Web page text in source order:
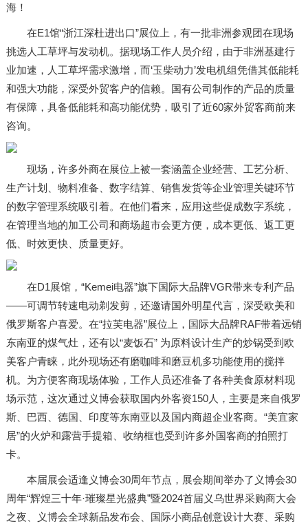
海！
在E1馆“浙江深杜进出口”展位上，有一批非洲参观团在现场
挑选人工草坪与发动机。据现场工作人员介绍，由于非洲基建行
业加速，人工草坪需求激增，而‘玉柴动力’发电机组凭借其低能耗
和强大功能，深受外贸客户的信赖。国有公司制作的产品的质量
有保障，具备低能耗和高功能优势，吸引了近60家外贸客商前来
咨询。
现场，许多外商在展位上被一套涵盖企业经营、工艺分析、
生产计划、物料准备、数字结算、销售发货等企业管理关键环节
的数字管理系统吸引着。在他们看来，应用这些促成数字系统，
在管理当地的加工公司和商场超市会更方便，成本更低、返工更
低、时效更快、质量更好。
在D1展馆，“Kemei电器”旗下国际大品牌VGR带来专利产品
——可调节转速电动剃发剪，还邀请国外明星代言，深受欧美和
俄罗斯客户喜爱。在“拉芙电器”展位上，国际大品牌RAF带着远销
东南亚的煤气灶，还有以“麦饭石” 为原料设计生产的炒锅受到欧
美客户青睐，此外现场还有磨咖啡和磨豆机多功能使用的搅拌
机。为方便客商现场体验，工作人员还准备了各种美食原材料现
场示范，这次通过义博会获取国内外客资150人，主要是来自俄罗
斯、巴西、德国、印度等东南亚以及国内商超企业客商。“美宜家
居”的火炉和露营手提箱、收纳框也受到许多外国客商的拍照打
卡。
本届展会适逢义博会30周年节点，展会期间举办了义博会30
周年“辉煌三十年·璀璨星光盛典”暨2024首届义乌世界采购商大会
之夜、义博会全球新品发布会、国际小商品创意设计大赛、采购